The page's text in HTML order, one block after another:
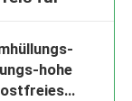
hohe